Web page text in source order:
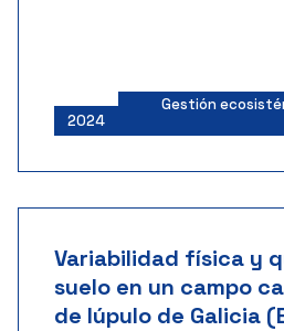
2024
Gestión
Variabilidad física y
suelo en un campo
de lúpulo de Galicia